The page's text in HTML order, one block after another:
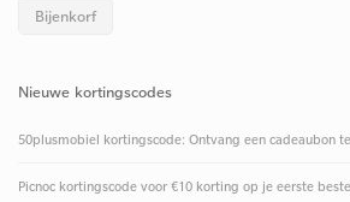
Bijenkorf
Nieuwe kortingscodes
50plusmobiel kortingscode: Ontvang een cadeaubon
Picnoc kortingscode voor €10 korting op je eerste